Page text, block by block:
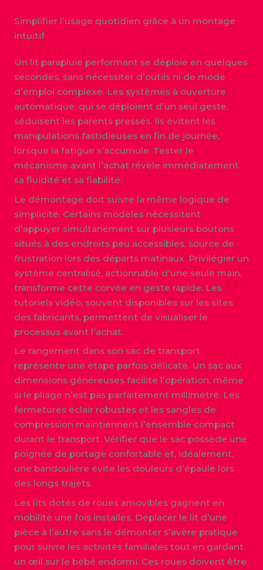
Simplifier l’usage quotidien grâce à un montage
intuitif
Un lit parapluie performant se déploie en quelques
secondes, sans nécessiter d’outils ni de mode
d’emploi complexe. Les systèmes à ouverture
automatique, qui se déploient d’un seul geste,
séduisent les parents pressés. Ils évitent les
manipulations fastidieuses en fin de journée,
lorsque la fatigue s’accumule. Tester le
mécanisme avant l’achat révèle immédiatement
sa fluidité et sa fiabilité.
Le démontage doit suivre la même logique de
simplicité. Certains modèles nécessitent
d’appuyer simultanément sur plusieurs boutons
situés à des endroits peu accessibles, source de
frustration lors des départs matinaux. Privilégier un
système centralisé, actionnable d’une seule main,
transforme cette corvée en geste rapide. Les
tutoriels vidéo, souvent disponibles sur les sites
des fabricants, permettent de visualiser le
processus avant l’achat.
Le rangement dans son sac de transport
représente une étape parfois délicate. Un sac aux
dimensions généreuses facilite l’opération, même
si le pliage n’est pas parfaitement millimétré. Les
fermetures éclair robustes et les sangles de
compression maintiennent l’ensemble compact
durant le transport. Vérifier que le sac possède une
poignée de portage confortable et, idéalement,
une bandoulière évite les douleurs d’épaule lors
des longs trajets.
Les lits dotés de roues amovibles gagnent en
mobilité une fois installés. Déplacer le lit d’une
pièce à l’autre sans le démonter s’avère pratique
pour suivre les activités familiales tout en gardant
un œil sur le bébé endormi. Ces roues doivent être